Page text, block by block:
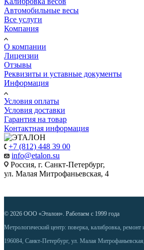
Автомобильные весы
Все услуги
Компания
О компании
Лицензии
Отзывы
Реквизиты и уставные документы
Информация
Условия оплаты
Условия доставки
Гарантия на товар
Контактная информация
+7 (812) 448 39 00
info@etalon.su
Россия, г. Санкт-Петербург,
ул. Малая Митрофаньевская, 4
© 2026 ООО «Эталон». Работаем с 1999 года
Метрологический центр: поверка, калибровка, ремонт
196084, Санкт-Петербург, ул. Малая